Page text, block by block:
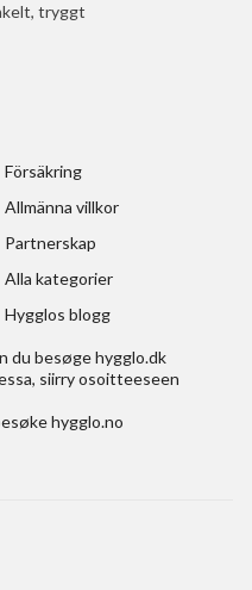
tryggt
Försäkring
Allmänna villkor
Partnerskap
Alla kategorier
Hygglos blogg
du besøgehygglo.dk
, siirry osoitteeseen
hygglo.no